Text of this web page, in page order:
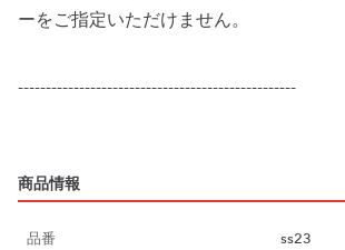
ーをご指定いただけません。
--------------------------------------------------
商品情報
品番 ss23